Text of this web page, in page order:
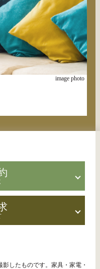
image photo
したものです。家具・家電・